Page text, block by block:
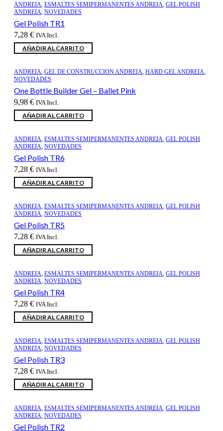
ANDREIA, ESMALTES SEMIPERMANENTES ANDREIA, GEL POLISH
ANDREIA, NOVEDADES
Gel Polish TR1
7,28 € IVA Incl.
AÑADIR AL CARRITO
ANDREIA, GEL DE CONSTRUCCION ANDREIA, HARD GEL ANDREIA,
NOVEDADES
One Bottle Builder Gel – Ballet Pink
9,98 € IVA Incl.
AÑADIR AL CARRITO
ANDREIA, ESMALTES SEMIPERMANENTES ANDREIA, GEL POLISH
ANDREIA, NOVEDADES
Gel Polish TR6
7,28 € IVA Incl.
AÑADIR AL CARRITO
ANDREIA, ESMALTES SEMIPERMANENTES ANDREIA, GEL POLISH
ANDREIA, NOVEDADES
Gel Polish TR5
7,28 € IVA Incl.
AÑADIR AL CARRITO
ANDREIA, ESMALTES SEMIPERMANENTES ANDREIA, GEL POLISH
ANDREIA, NOVEDADES
Gel Polish TR4
7,28 € IVA Incl.
AÑADIR AL CARRITO
ANDREIA, ESMALTES SEMIPERMANENTES ANDREIA, GEL POLISH
ANDREIA, NOVEDADES
Gel Polish TR3
7,28 € IVA Incl.
AÑADIR AL CARRITO
ANDREIA, ESMALTES SEMIPERMANENTES ANDREIA, GEL POLISH
ANDREIA, NOVEDADES
Gel Polish TR2